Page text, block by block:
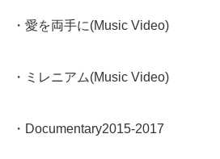
・愛を両手に(Music Video)
・ミレニアム(Music Video)
・Documentary2015-2017